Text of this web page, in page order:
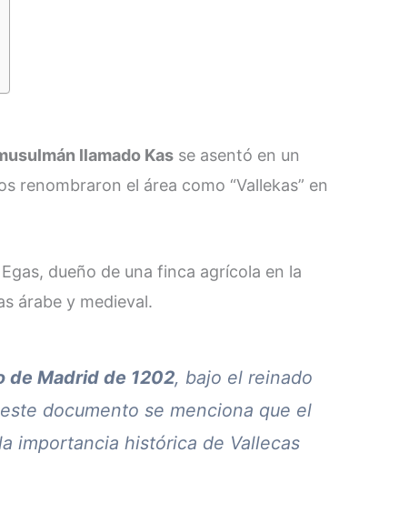
llamado Kas se asentó en un
renombraron el área como “Vallekas” en
dueño de una finca agrícola en la
árabe y medieval.
de Madrid de 1202, bajo el reinado
documento se menciona que el
importancia histórica de Vallecas